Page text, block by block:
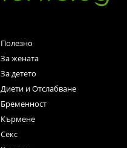
Полезно
За жената
За детето
Диети и Отслабване
Бременност
Кърмене
Секс